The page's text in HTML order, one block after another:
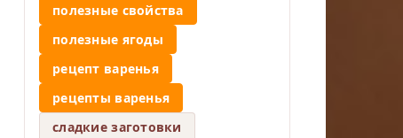
полезные свойства
полезные ягоды
рецепт варенья
рецепты варенья
сладкие заготовки